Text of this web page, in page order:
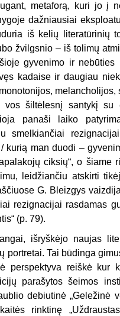
metaforą, kuri jo į
dažniausiai
iš kelių literatūrinių
žvilgsnio – iš tolimų
gyvenimo ir nebūties
kadaise ir daugiau
melancholijos,
šiltėlesnį santykį su
panaši laiko
smelkiančiai
kurią man duodi –
ciksių“, o šiame
leidžiančiu atskirti
G. Bleizgys
rezignacijai rasdamas
(p. 79).
išryškėjo naujas
portretai. Tai būdinga
perspektyva reiškė kur
parašytos šeimos
debiutinė „Geležinė
rinktinę